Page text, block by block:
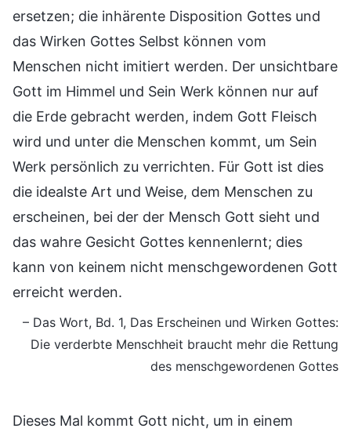
ersetzen; die inhärente Disposition Gottes und
das Wirken Gottes Selbst können vom
Menschen nicht imitiert werden. Der unsichtbare
Gott im Himmel und Sein Werk können nur auf
die Erde gebracht werden, indem Gott Fleisch
wird und unter die Menschen kommt, um Sein
Werk persönlich zu verrichten. Für Gott ist dies
die idealste Art und Weise, dem Menschen zu
erscheinen, bei der der Mensch Gott sieht und
das wahre Gesicht Gottes kennenlernt; dies
kann von keinem nicht menschgewordenen Gott
erreicht werden.
– Das Wort, Bd. 1, Das Erscheinen und Wirken Gottes:
Die verderbte Menschheit braucht mehr die Rettung
des menschgewordenen Gottes
Dieses Mal kommt Gott nicht, um in einem